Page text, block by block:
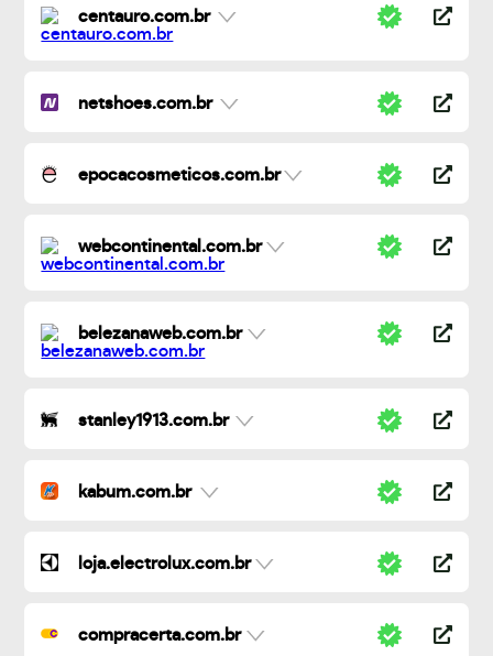
centauro.com.br
netshoes.com.br
epocacosmeticos.com.br
webcontinental.com.br
belezanaweb.com.br
stanley1913.com.br
kabum.com.br
loja.electrolux.com.br
compracerta.com.br